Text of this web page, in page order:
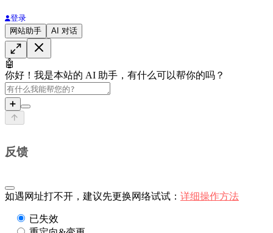
登录
网站助手
AI 对话
🤖
你好！我是本站的 AI 助手，有什么可以帮你的吗？
➕
反馈
如遇网址打不开，建议先更换网络试试： 详细操作方法
已失效